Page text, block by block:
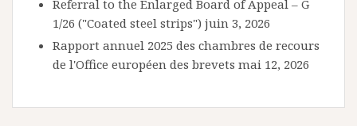
Referral to the Enlarged Board of Appeal – G
1/26 ("Coated steel strips") juin 3, 2026
Rapport annuel 2025 des chambres de recours
de l'Office européen des brevets mai 12, 2026